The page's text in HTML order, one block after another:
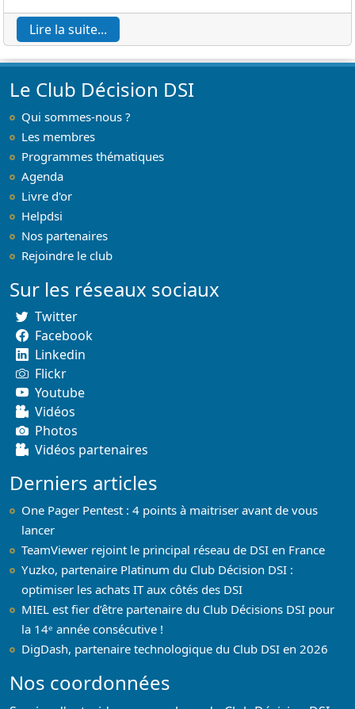
Lire la suite...
Le Club Décision DSI
Qui sommes-nous ?
Les membres
Programmes thématiques
Agenda
Livre d'or
Helpdsi
Nos partenaires
Rejoindre le club
Sur les réseaux sociaux
Twitter
Facebook
Linkedin
Flickr
Youtube
Vidéos
Photos
Vidéos partenaires
Derniers articles
One Pager Pentest : 4 points à maitriser avant de vous
lancer
TeamViewer rejoint le principal réseau de DSI en France
Yuzko, partenaire Platinum du Club Décision DSI :
optimiser les achats IT aux côtés des DSI
MIEL est fier d’être partenaire du Club Décisions DSI pour
la 14ᵉ année consécutive !
DigDash, partenaire technologique du Club DSI en 2026
Nos coordonnées